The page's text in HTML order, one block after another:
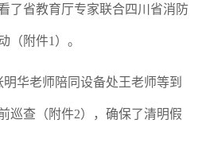
了省教育厅专家联合四川省消防
（附件1 ）。
明华老师陪同设备处王老师等到
巡查（附件2），确保了清明假